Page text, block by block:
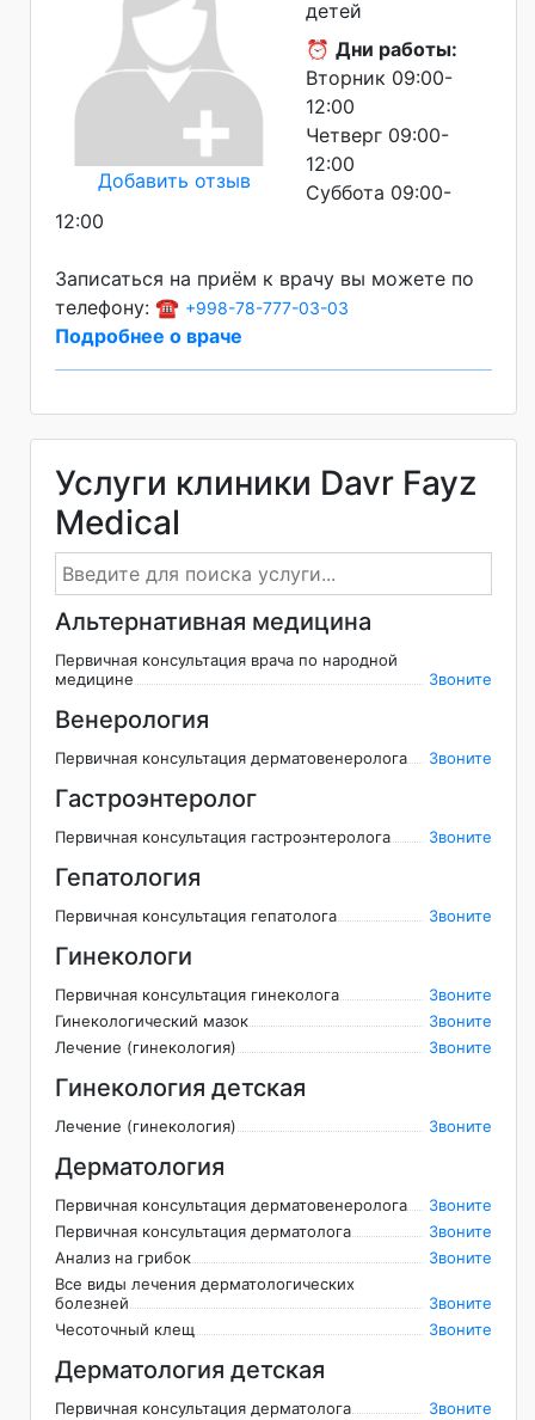
Добавить отзыв
детей
⏰ Дни работы:
Вторник 09:00-
12:00
Четверг 09:00-
12:00
Суббота 09:00-
12:00
Записаться на приём к врачу вы можете по
телефону: ☎️ +998-78-777-03-03
Подробнее о враче
Услуги клиники Davr Fayz
Medical
Альтернативная медицина
Первичная консультация врача по народной
медицине
Звоните
Венерология
Первичная консультация дерматовенеролога Звоните
Гастроэнтеролог
Первичная консультация гастроэнтеролога Звоните
Гепатология
Первичная консультация гепатолога Звоните
Гинекологи
Первичная консультация гинеколога
Звоните
Гинекологический мазок
Звоните
Лечение (гинекология)
Звоните
Гинекология детская
Лечение (гинекология) Звоните
Дерматология
Первичная консультация дерматовенеролога
Звоните
Первичная консультация дерматолога
Звоните
Анализ на грибок
Звоните
Все виды лечения дерматологических
болезней
Звоните
Чесоточный клещ
Звоните
Дерматология детская
Первичная консультация дерматолога Звоните